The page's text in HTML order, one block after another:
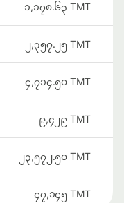
၁,၁၇၈.၆၃ TMT
၂,၃၅၇.၂၅ TMT
၄,၇၁၄.၅၀ TMT
၉,၄၂၉ TMT
၂၃,၅၇၂.၅၀ TMT
၄၇,၁၄၅ TMT